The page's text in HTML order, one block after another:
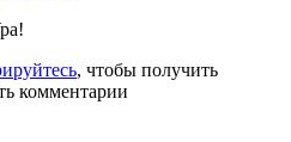
, чтобы получить
комментарии